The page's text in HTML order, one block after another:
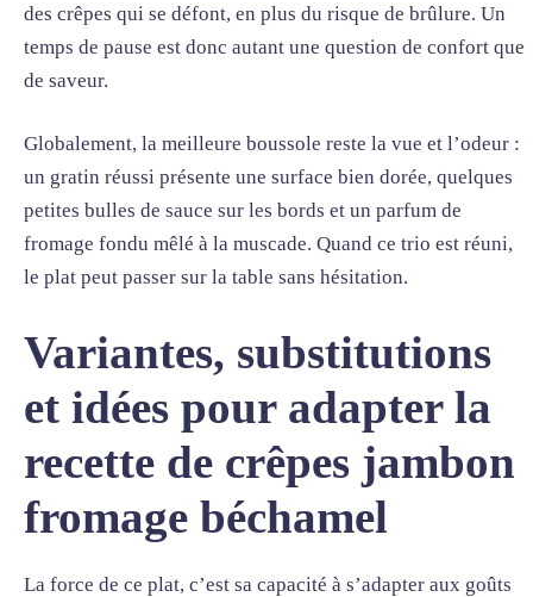
des crêpes qui se défont, en plus du risque de brûlure. Un
temps de pause est donc autant une question de confort que
de saveur.
Globalement, la meilleure boussole reste la vue et l’odeur :
un gratin réussi présente une surface bien dorée, quelques
petites bulles de sauce sur les bords et un parfum de
fromage fondu mêlé à la muscade. Quand ce trio est réuni,
le plat peut passer sur la table sans hésitation.
Variantes, substitutions
et idées pour adapter la
recette de crêpes jambon
fromage béchamel
La force de ce plat, c’est sa capacité à s’adapter aux goûts